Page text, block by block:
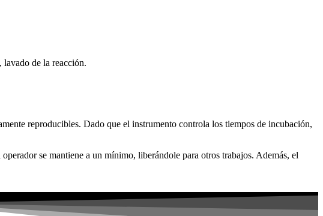
de la reacción.
reproducibles. Dado que el instrumento controla los tiempos de incubación,
se mantiene a un mínimo, liberándole para otros trabajos. Además, el